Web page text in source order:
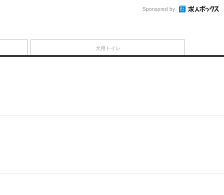
Sponsored by
犬用トイレ